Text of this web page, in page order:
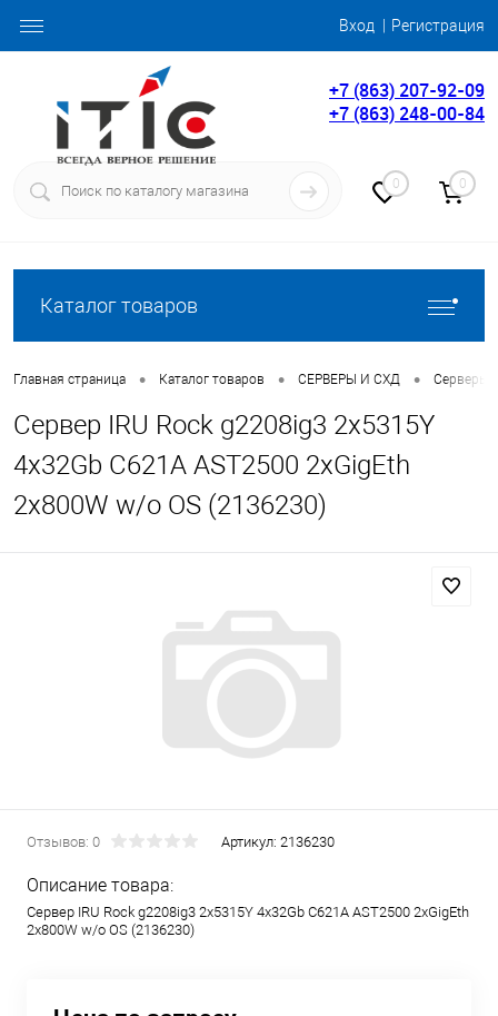
Вход Регистрация
+7 (863) 207-92-09
+7 (863) 248-00-84
0 0
Каталог товаров
Главная страница • Каталог товаров • СЕРВЕРЫ И СХД • Серверы
Сервер IRU Rock g2208ig3 2x5315Y
4x32Gb C621A AST2500 2xGigEth
2x800W w/o OS (2136230)
Отзывов: 0 Артикул: 2136230
Описание товара:
Сервер IRU Rock g2208ig3 2x5315Y 4x32Gb C621A AST2500 2xGigEth
2x800W w/o OS (2136230)